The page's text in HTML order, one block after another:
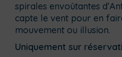
spirales envoûtantes
capte le vent pour en
mouvement ou illusion.
Uniquement sur